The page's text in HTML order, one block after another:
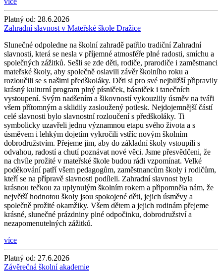
Platný od: 28.6.2026
Zahradní slavnost v Mateřské škole Dražice
Slunečné odpoledne na školní zahradě patřilo tradiční Zahradní
slavnosti, která se nesla v příjemné atmosféře plné radosti, smíchu a
společných zážitků. Sešli se zde děti, rodiče, prarodiče i zaměstnanci
mateřské školy, aby společně oslavili závěr školního roku a
rozloučili se s našimi předškoláky. Děti si pro své nejbližší připravily
krásný kulturní program plný písniček, básniček i tanečních
vystoupení. Svým nadšením a šikovností vykouzlily úsměv na tváři
všem přítomným a sklidily zasloužený potlesk. Nejdojemnější částí
celé slavnosti bylo slavnostní rozloučení s předškoláky. Ti
symbolicky uzavřeli jednu významnou etapu svého života a s
úsměvem i lehkým dojetím vykročili vstříc novým školním
dobrodružstvím. Přejeme jim, aby do základní školy vstoupili s
odvahou, radostí a chutí poznávat nové věci. Jsme přesvědčeni, že
na chvíle prožité v mateřské škole budou rádi vzpomínat. Velké
poděkování patří všem pedagogům, zaměstnancům školy i rodičům,
kteří se na přípravě slavnosti podíleli. Zahradní slavnost byla
krásnou tečkou za uplynulým školním rokem a připomněla nám, že
největší hodnotou školy jsou spokojené děti, jejich úsměvy a
společně prožité okamžiky. Všem dětem a jejich rodinám přejeme
krásné, slunečné prázdniny plné odpočinku, dobrodružství a
nezapomenutelných zážitků.
více
Platný od: 27.6.2026
Závěrečná školní akademie